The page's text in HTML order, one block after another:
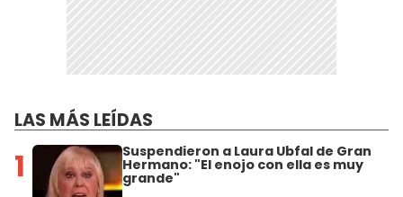
LAS MÁS LEÍDAS
1 Suspendieron a Laura Ubfal de Gran
Hermano: "El enojo con ella es muy
grande"